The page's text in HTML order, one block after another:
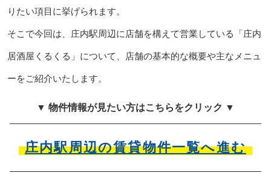
りたい項目に挙げられます。
そこで今回は、庄内駅周辺に店舗を構えて営業している「庄内
居酒屋くるくる」について、店舗の基本的な概要や主なメニュ
ーをご紹介いたします。
▼ 物件情報が見たい方はこちらをクリック ▼
庄内駅周辺の賃貸物件一覧へ進む